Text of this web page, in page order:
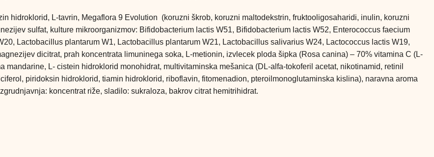
hidroklorid, L-tavrin, Megaflora 9 Evolution (koruzni škrob, koruzni maltodekstrin, fruktooligosaharidi, inulin, koruzni
sulfat, kulture mikroorganizmov: Bifidobacterium lactis W51, Bifidobacterium lactis W52, Enterococcus faecium
Lactobacillus plantarum W1, Lactobacillus plantarum W21, Lactobacillus salivarius W24, Lactococcus lactis W19,
dicitrat, prah koncentrata limuninega soka, L-metionin, izvlecek ploda šipka (Rosa canina) – 70% vitamina C (L-
L- cistein hidroklorid monohidrat, multivitaminska mešanica (DL-alfa-tokoferil acetat, nikotinamid, retinil
piridoksin hidroklorid, tiamin hidroklorid, riboflavin, fitomenadion, pteroilmonoglutaminska kislina), naravna aroma
koncentrat riže, sladilo: sukraloza, bakrov citrat hemitrihidrat.